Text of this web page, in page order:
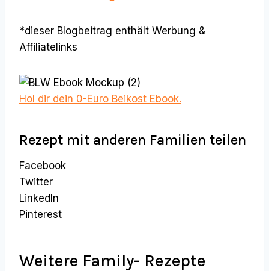
*dieser Blogbeitrag enthält Werbung &
Affiliatelinks
Hol dir dein 0-Euro Beikost Ebook.
Rezept mit anderen Familien teilen
Facebook
Twitter
LinkedIn
Pinterest
Weitere Family- Rezepte